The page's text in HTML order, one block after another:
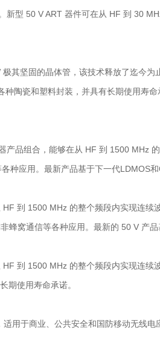
新型 50 V ART 器件可在从 HF 到 30
坚固的晶体管，该技术释放了迄今为
陶瓷和塑料封装，并具有长期使用寿
品组合，能够在从 HF 到 1500 MHz
种应用。最新产品基于下一代LDMOS和
到 1500 MHz 的整个频段内实现连续
窝通信等各种应用。最新的 50 V 产
到 1500 MHz 的整个频段内实现连续
期使用寿命承诺。
于商业、公共安全和国防移动无线电